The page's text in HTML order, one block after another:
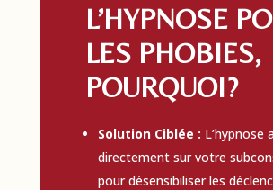
L’HYPNOSE
LES PHOBIES,
POURQUOI?
Solution Ciblée : L’hypnose
directement sur votre
pour désensibiliser les